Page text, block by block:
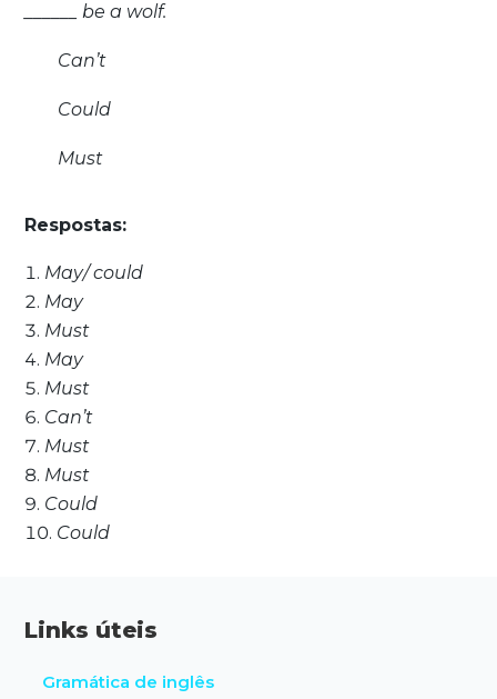
______ be a wolf.
Can’t
Could
Must
Respostas:
May/ could
May
Must
May
Must
Can’t
Must
Must
Could
Could
Links úteis
Gramática de inglês